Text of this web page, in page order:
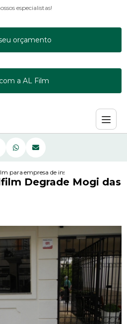
especialistas!
orçamento
a AL Film
para empresas
empresa de insulfilm degrade mogi
Degrade Mogi das